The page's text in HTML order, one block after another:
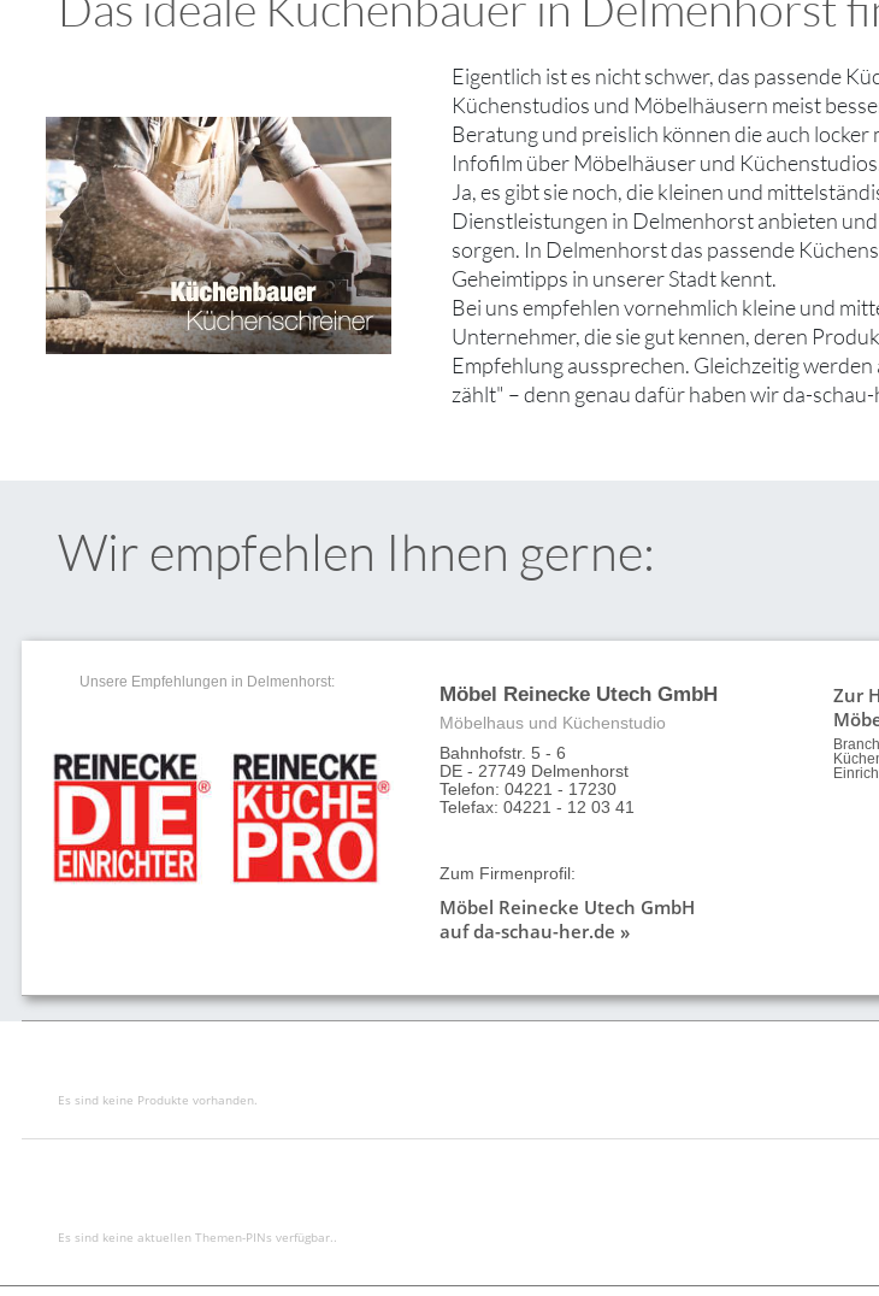
Eigentlich ist es nicht schwer, das passende
Küchenstudios und Möbelhäusern meist
Beratung und preislich können die auch
Infofilm über Möbelhäuser und
Ja, es gibt sie noch, die kleinen und
Dienstleistungen in Delmenhorst anbieten
sorgen. In Delmenhorst das passende
Geheimtipps in unserer Stadt kennt.
Bei uns empfehlen vornehmlich kleine und
Unternehmer, die sie gut kennen, deren
Empfehlung aussprechen. Gleichzeitig
zählt" – denn genau dafür haben wir da-
Wir empfehlen Ihnen gerne:
Unsere Empfehlungen in Delmenhorst:
Möbel Reinecke Utech GmbH
Möbelhaus und Küchenstudio
Bahnhofstr. 5 - 6
DE - 27749 Delmenhorst
Telefon: 04221 - 17230
Telefax: 04221 - 12 03 41
Zum Firmenprofil:
Möbel Reinecke Utech GmbH
auf da-schau-her.de »
Zur
Es sind keine Produkte vorhanden.
Es sind keine aktuellen Themen-PINs verfügbar..